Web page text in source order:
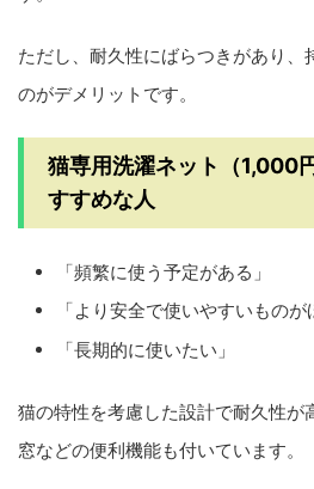
ただし、耐久性にばらつきがあり、
のがデメリットです。
猫専用洗濯ネット（1,000
すすめな人
「頻繁に使う予定がある」
「より安全で使いやすいものが
「長期的に使いたい」
猫の特性を考慮した設計で耐久性が
窓などの便利機能も付いています。